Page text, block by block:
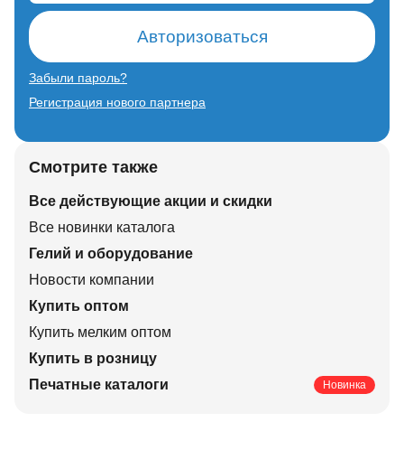
Авторизоваться
Забыли пароль?
Регистрация нового партнера
Смотрите также
Все действующие акции и скидки
Все новинки каталога
Гелий и оборудование
Новости компании
Купить оптом
Купить мелким оптом
Купить в розницу
Печатные каталоги
Новинка